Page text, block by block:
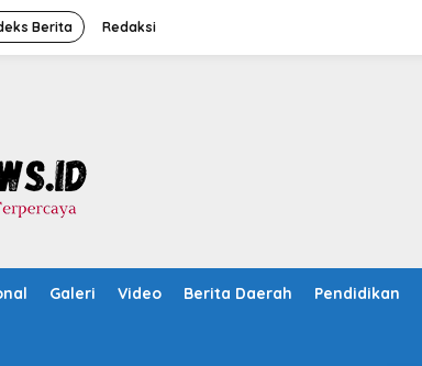
Berita Redaksi
Galeri Video Berita Daerah Pendidikan